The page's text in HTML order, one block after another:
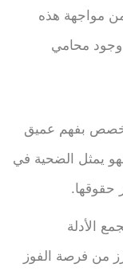
مواجهة هذه
وجود محامي
بفهم عميق
يمثل الضحية في
حقوقها.
الأدلة
من فرصة الفوز